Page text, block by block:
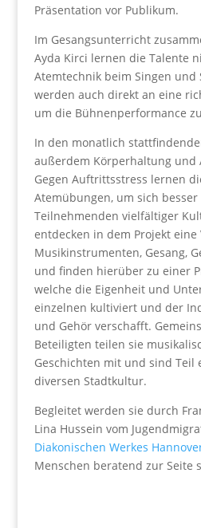
Präsentation vor Publikum.
Im Gesangsunterricht
Ayda Kirci lernen die Talente
Atemtechnik beim Singen und
werden auch direkt an eine
um die Bühnenperformance
In den monatlich
außerdem Körperhaltung
Gegen Auftrittsstress lernen
Atemübungen, um sich
Teilnehmenden vielfältiger
entdecken in dem Projekt eine
Musikinstrumenten, Gesang,
und finden hierüber zu einer
welche die Eigenheit und
einzelnen kultiviert und der
und Gehör verschafft.
Beteiligten teilen sie
Geschichten mit und sind Teil
diversen Stadtkultur.
Begleitet werden sie durch
Lina Hussein vom
Diakonischen Werkes
Menschen beratend zur Seite